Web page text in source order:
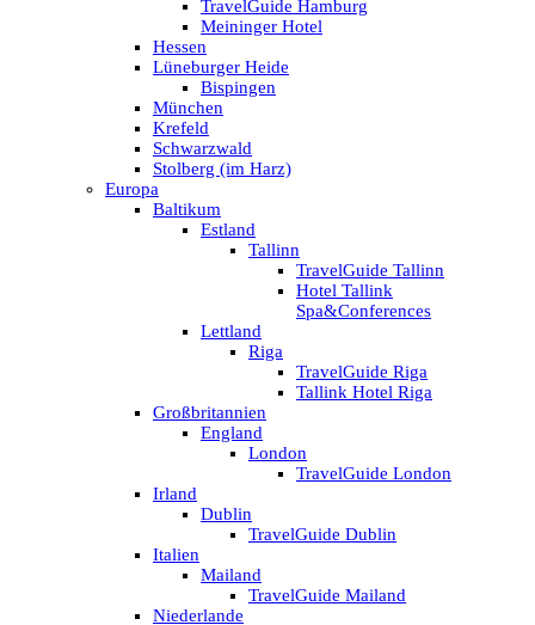
TravelGuide Hamburg
Meininger Hotel
Hessen
Lüneburger Heide
Bispingen
München
Krefeld
Schwarzwald
Stolberg (im Harz)
Europa
Baltikum
Estland
Tallinn
TravelGuide Tallinn
Hotel Tallink
Spa&Conferences
Lettland
Riga
TravelGuide Riga
Tallink Hotel Riga
Großbritannien
England
London
TravelGuide London
Irland
Dublin
TravelGuide Dublin
Italien
Mailand
TravelGuide Mailand
Niederlande